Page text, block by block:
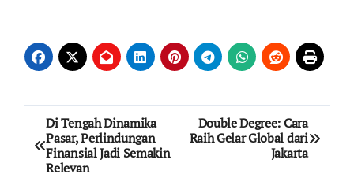
Post
navigation
Di Tengah Dinamika
Pasar, Perlindungan
Finansial Jadi Semakin
Relevan
Double Degree: Cara
Raih Gelar Global dari
Jakarta